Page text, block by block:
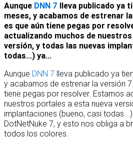
Aunque DNN 7 lleva publicado ya
meses, y acabamos de estrenar
es que aún tiene pegas por
actualizando muchos de
versión, y todas las nuevas
todas...) ya...
Aunque DNN 7 lleva publicado ya
y acabamos de estrenar la versión
tiene pegas por resolver. Estamos
nuestros portales a esta nueva
implantaciones (bueno, casi
DotNetNuke 7, y esto nos obliga a
todos los colores.